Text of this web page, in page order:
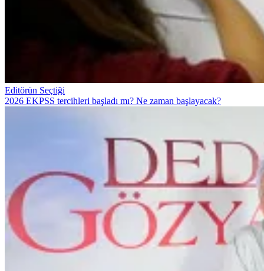
Editörün Seçtiği
2026 EKPSS tercihleri başladı mı? Ne zaman başlayacak?